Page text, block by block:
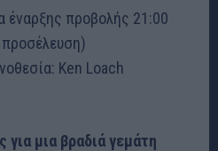
έναρξης προβολής 21:00
προσέλευση)
Ken Loach
μια βραδιά γεμάτη